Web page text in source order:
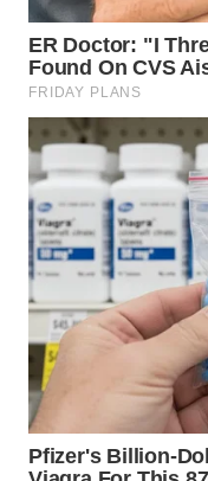
WN
LANGKAT
TAPANULI
SELATAN
WN
TANJUNG
LESUNG
WN
KARO
SIMALUNGUN